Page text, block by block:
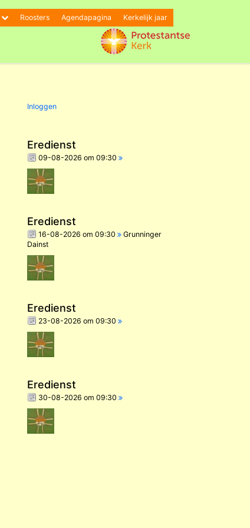
Roosters Agendapagina Kerkelijk jaar
Inloggen
Eredienst
09-08-2026 om 09:30
Eredienst
16-08-2026 om 09:30
Grunninger
Dainst
Eredienst
23-08-2026 om 09:30
Eredienst
30-08-2026 om 09:30